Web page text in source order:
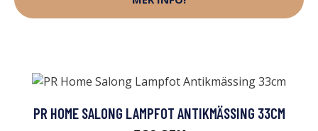
PR HOME SALONG LAMPFOT ANTIKMÄSSING 33CM